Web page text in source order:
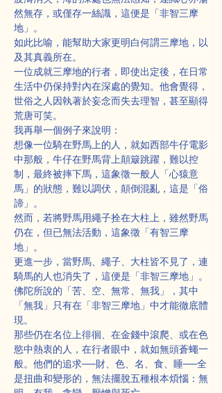
然無存，或僅存一絲識，這便是「非智三摩
地」。
如此比喻，能幫助大家更明白何謂三摩地，以
及其真義所在。
一位成就三摩地的行者，即使出定後，在日常
生活中仍保持對內在深處的覺知。他會覺得，
世俗之人因執著於妄念而失去理智，甚至顯得
荒唐可笑。
我再舉一個例子來說明：
想像一位騎在野馬上的人，就如西部牛仔電影
中那般，牛仔在野馬背上顛簸跳躍，難以控
制，最終被摔下馬，這象徵一般人「心猿意
馬」的狀態，難以調伏，顛倒混亂，這是「俗
諦」。
然而，若將野馬用繩子拴在大柱上，雖然野馬
仍在，但已無法活動，這象徵「有智三摩
地」。
更進一步，當野馬、繩子、大柱皆不見了，連
騎馬的人也消失了，這便是「非智三摩地」。
佛陀所說的「苦、空、無常、無我」，其中
「無我」只有在「非智三摩地」中才能徹底體
現。
那些仍在名位上徘徊、在金錢中滾爬、或在色
慾中熱衷的人，在行者眼中，就如無頭蒼蠅一
般。他們的追求──財、色、名、食、睡──全
是扭曲和變形的，無法擺脫五種根本煩惱：無